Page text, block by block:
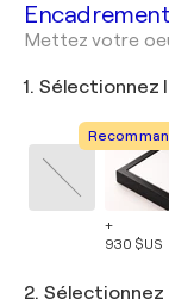
Encadrement
Mettez votre
1. Sélectionnez
+
930 $US
2.